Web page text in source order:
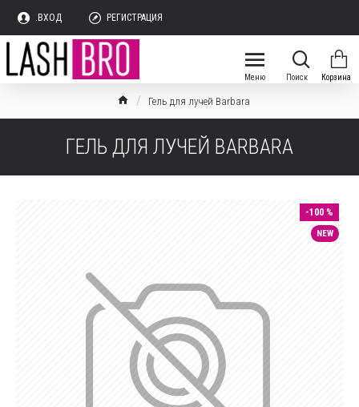
.ВХОД РЕГИСТРАЦИЯ
Гель для лучей Barbara
ГЕЛЬ ДЛЯ ЛУЧЕЙ BARBARA
NEW
-100 %